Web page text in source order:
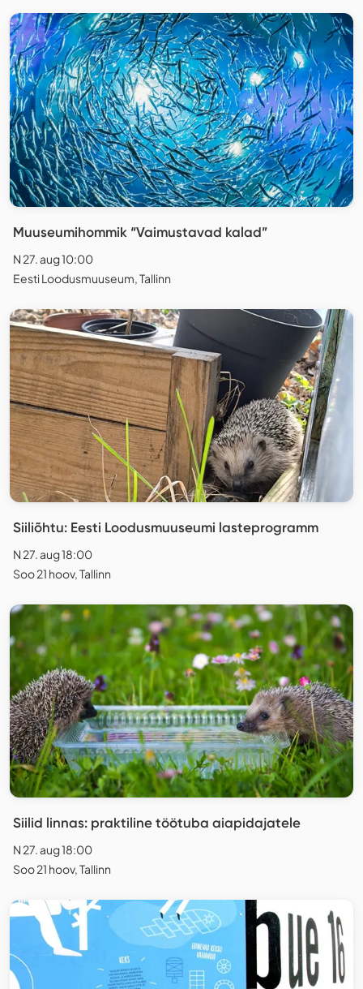
Muuseumihommik “Vaimustavad kalad”
N 27. aug 10:00
Eesti Loodusmuuseum, Tallinn
Siiliõhtu: Eesti Loodusmuuseumi lasteprogramm
N 27. aug 18:00
Soo 21 hoov, Tallinn
Siilid linnas: praktiline töötuba aiapidajatele
N 27. aug 18:00
Soo 21 hoov, Tallinn